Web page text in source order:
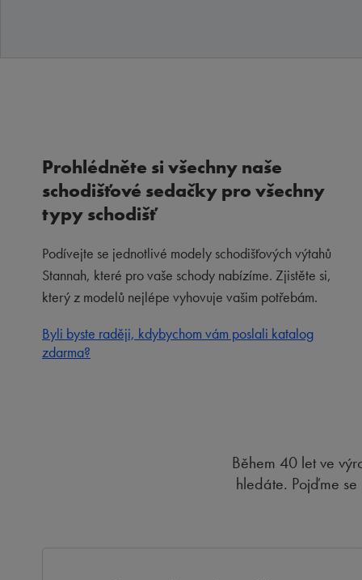
Prohlédněte si všechny naše
schodišťové sedačky pro všechny
typy schodišť
Podívejte se jednotlivé modely schodišťových výtahů
Stannah, které pro vaše schody nabízíme. Zjistěte si,
který z modelů nejlépe vyhovuje vašim potřebám.
Byli byste raději, kdybychom vám poslali katalog
zdarma?
Během 40 let ve
hledáte. Pojďme